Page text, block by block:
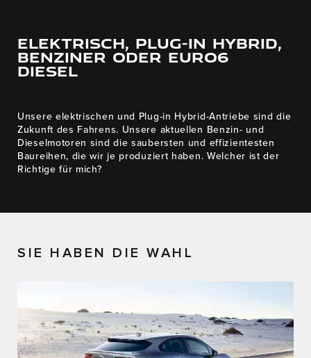
ELEKTRISCH, PLUG-IN HYBRID,
BENZINER ODER EURO6
DIESEL
Unsere elektrischen und Plug-in Hybrid-Antriebe sind die
Zukunft des Fahrens. Unsere aktuellen Benzin- und
Dieselmotoren sind die saubersten und effizientesten
Baureihen, die wir je produziert haben. Welcher ist der
Richtige für mich?
SIE HABEN DIE WAHL